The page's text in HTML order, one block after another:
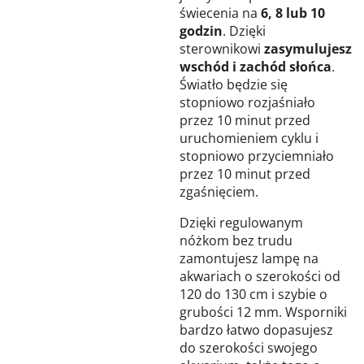
świecenia na 6, 8 lub 10
godzin. Dzięki
sterownikowi zasymulujesz
wschód i zachód słońca.
Światło będzie się
stopniowo rozjaśniało
przez 10 minut przed
uruchomieniem cyklu i
stopniowo przyciemniało
przez 10 minut przed
zgaśnięciem.
Dzięki regulowanym
nóżkom bez trudu
zamontujesz lampę na
akwariach o szerokości od
120 do 130 cm i szybie o
grubości 12 mm. Wsporniki
bardzo łatwo dopasujesz
do szerokości swojego